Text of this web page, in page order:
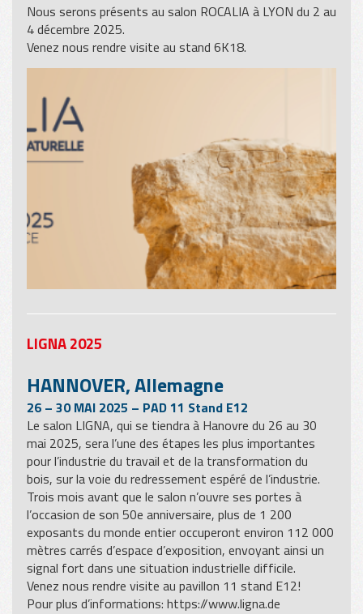
Nous serons présents au salon ROCALIA à LYON du 2 au
4 décembre 2025.
Venez nous rendre visite au stand 6K18.
LIGNA 2025
HANNOVER, Allemagne
26 – 30 MAI 2025 – PAD 11 Stand E12
Le salon LIGNA, qui se tiendra à Hanovre du 26 au 30
mai 2025, sera l’une des étapes les plus importantes
pour l’industrie du travail et de la transformation du
bois, sur la voie du redressement espéré de l’industrie.
Trois mois avant que le salon n’ouvre ses portes à
l’occasion de son 50e anniversaire, plus de 1 200
exposants du monde entier occuperont environ 112 000
mètres carrés d’espace d’exposition, envoyant ainsi un
signal fort dans une situation industrielle difficile.
Venez nous rendre visite au pavillon 11 stand E12!
Pour plus d’informations: https://www.ligna.de